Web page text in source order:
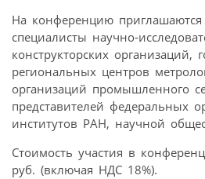
На конференцию
специалисты научно-
конструкторских организаций,
региональных центров
организаций промышленного
представителей федеральных
институтов РАН, научной
Стоимость участия в
руб. (включая НДС 18%).